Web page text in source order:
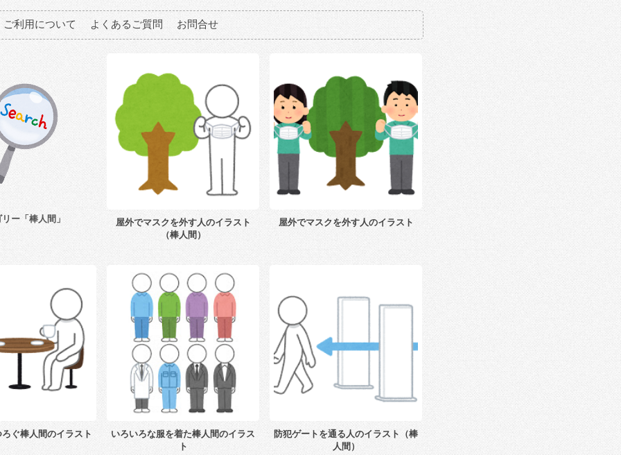
ご利用について よくあるご質問 お問合せ
ー「棒人間」
屋外でマスクを外す人のイラスト
（棒人間）
屋外でマスクを外す人のイラスト
ぐ棒人間のイラスト
いろいろな服を着た棒人間のイラス
ト
防犯ゲートを通る人のイラスト（棒
人間）